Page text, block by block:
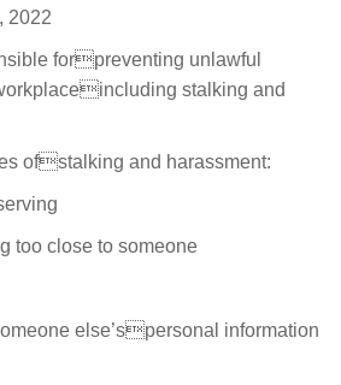
2022
forpreventing unlawful
stalking and
ofstalking and harassment:
too close to someone
else’spersonal information